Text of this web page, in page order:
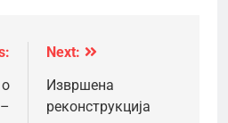
Next:
Извршена
реконструкција